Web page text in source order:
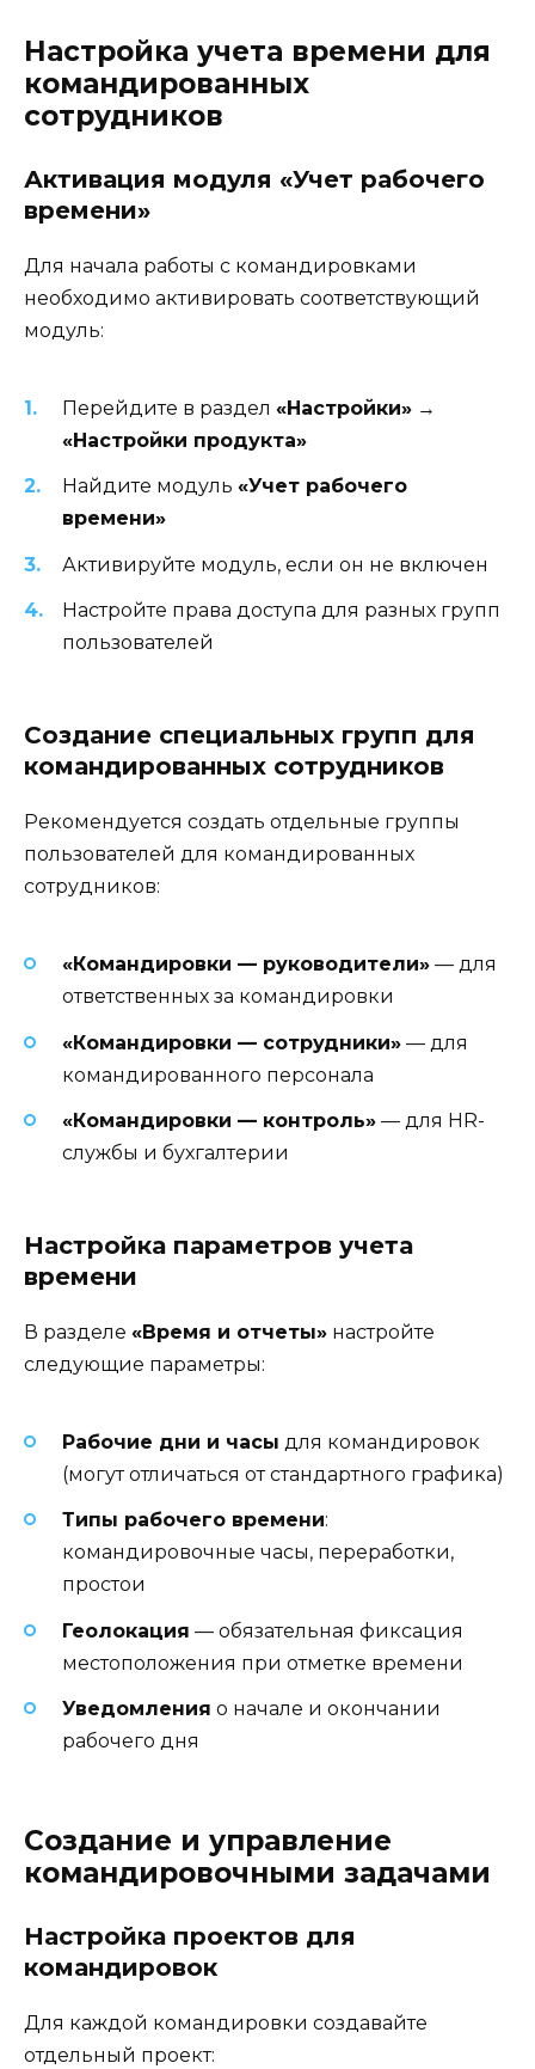
Настройка учета времени для
командированных
сотрудников
Активация модуля «Учет рабочего
времени»
Для начала работы с командировками
необходимо активировать соответствующий
модуль:
Перейдите в раздел «Настройки» →
«Настройки продукта»
Найдите модуль «Учет рабочего
времени»
Активируйте модуль, если он не включен
Настройте права доступа для разных групп
пользователей
Создание специальных групп для
командированных сотрудников
Рекомендуется создать отдельные группы
пользователей для командированных
сотрудников:
«Командировки — руководители» — для
ответственных за командировки
«Командировки — сотрудники» — для
командированного персонала
«Командировки — контроль» — для HR-
службы и бухгалтерии
Настройка параметров учета
времени
В разделе «Время и отчеты» настройте
следующие параметры:
Рабочие дни и часы для командировок
(могут отличаться от стандартного графика)
Типы рабочего времени:
командировочные часы, переработки,
простои
Геолокация — обязательная фиксация
местоположения при отметке времени
Уведомления о начале и окончании
рабочего дня
Создание и управление
командировочными задачами
Настройка проектов для
командировок
Для каждой командировки создавайте
отдельный проект: